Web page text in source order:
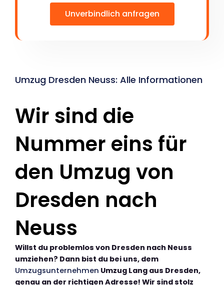
Unverbindlich anfragen
Umzug Dresden Neuss: Alle Informationen
Wir sind die
Nummer eins für
den Umzug von
Dresden nach
Neuss
Willst du problemlos von Dresden nach Neuss
umziehen? Dann bist du bei uns, dem
Umzugsunternehmen Umzug Lang aus Dresden,
genau an der richtigen Adresse! Wir sind stolz